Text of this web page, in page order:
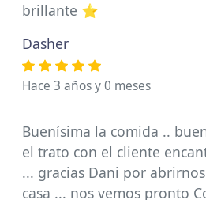
brillante ⭐️
Dasher
Hace 3 años y 0 meses
Buenísima la comida ..
el trato con el cliente
... gracias Dani por
casa ... nos vemos pronto